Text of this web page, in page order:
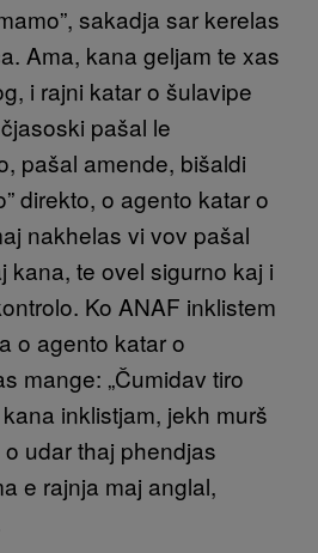
sakadja sar kerelas
Ama, kana geljam te xas
i rajni katar o šulavipe
pašal le
pašal amende, bišaldi
direkto, o agento katar o
nakhelas vi vov pašal
kana, te ovel sigurno kaj i
Ko ANAF inklistem
o agento katar o
mange: „Čumidav tiro
inklistjam, jekh murš
udar thaj phendjas
e rajnja maj anglal,